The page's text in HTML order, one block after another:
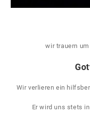
wir trauern
Wir verlieren ein
Er wird uns stets